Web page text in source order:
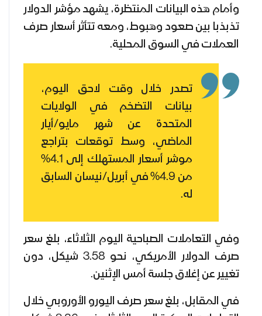
وأمام هذه البيانات المنتظرة، يشهد مؤشر الدولار
تذبذبا بين صعود وهبوط، ومعه تتأثر أسعار صرف
العملات في السوق المحلية.
تصدر خلال وقت لاحق اليوم،
بيانات التضخم في الولايات
المتحدة عن شهر مايو/أيار
الماضي، وسط توقعات بتراجع
موشر أسعار المستهلك إلى 4.1%
من 4.9% في أبريل/نيسان السابق
له.
وفي التعاملات الصباحية اليوم الثلاثاء، بلغ سعر
صرف الدولار الأمريكي، نحو 3.58 شيكل، دون
تغيير عن إغلاق جلسة أمس الإثنين.
في المقابل، بلغ سعر صرف اليورو الأوروبي خلال